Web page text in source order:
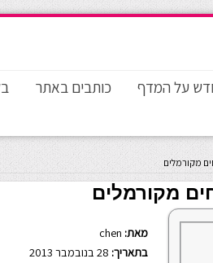
על המדף כותבים באתר
מקורמלים
מקורמלים
מאת: chen
בתאריך: